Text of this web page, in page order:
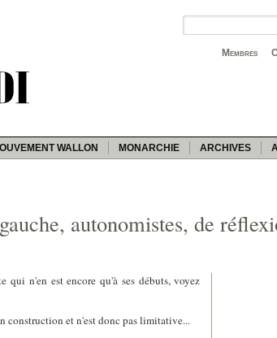
Membres
WALLON MONARCHIE ARCHIVES
autonomistes, de
qui n'en est encore qu'à ses débuts, voyez
construction et n'est donc pas limitative...